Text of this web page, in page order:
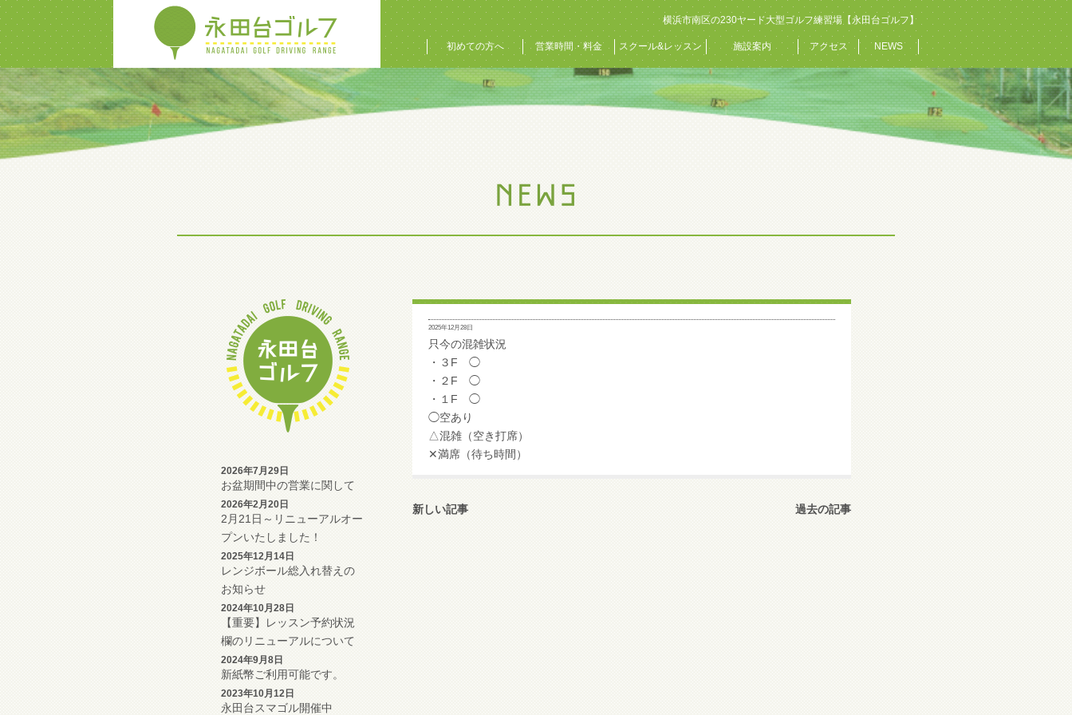
横浜市南区の230ヤード大型ゴルフ練習場【永田台ゴルフ】
初めての方へ 営業時間・料金 スクール&レッスン 施設案内 アクセス NEWS
2026年7月29日
お盆期間中の営業に関して
2026年2月20日
2月21日～リニューアルオー
プンいたしました！
2025年12月14日
レンジボール総入れ替えの
お知らせ
2024年10月28日
【重要】レッスン予約状況
欄のリニューアルについて
2024年9月8日
新紙幣ご利用可能です。
2023年10月12日
永田台スマゴル開催中
2025年12月28日
只今の混雑状況
・３F ◯
・２F ◯
・１F ◯
◯空あり
△混雑（空き打席）
✕満席（待ち時間）
新しい記事 過去の記事